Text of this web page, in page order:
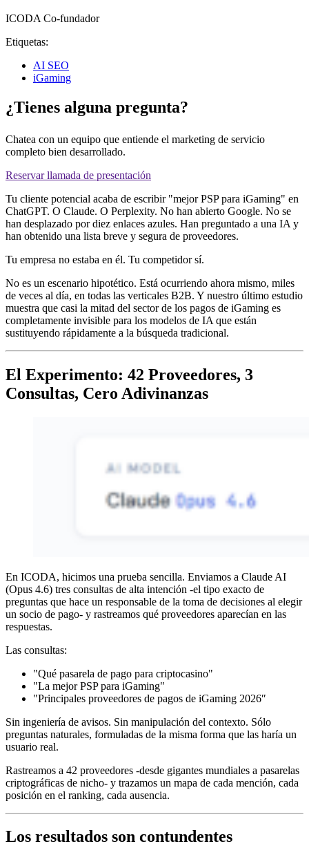
ICODA Co-fundador
Etiquetas:
AI SEO
iGaming
¿Tienes alguna pregunta?
Chatea con un equipo que entiende el marketing de servicio
completo bien desarrollado.
Reservar llamada de presentación
Tu cliente potencial acaba de escribir "mejor PSP para iGaming" en
ChatGPT. O Claude. O Perplexity. No han abierto Google. No se
han desplazado por diez enlaces azules. Han preguntado a una IA y
han obtenido una lista breve y segura de proveedores.
Tu empresa no estaba en él. Tu competidor sí.
No es un escenario hipotético. Está ocurriendo ahora mismo, miles
de veces al día, en todas las verticales B2B. Y nuestro último estudio
muestra que casi la mitad del sector de los pagos de iGaming es
completamente invisible para los modelos de IA que están
sustituyendo rápidamente a la búsqueda tradicional.
El Experimento: 42 Proveedores, 3
Consultas, Cero Adivinanzas
En ICODA, hicimos una prueba sencilla. Enviamos a Claude AI
(Opus 4.6) tres consultas de alta intención -el tipo exacto de
preguntas que hace un responsable de la toma de decisiones al elegir
un socio de pago- y rastreamos qué proveedores aparecían en las
respuestas.
Las consultas:
"Qué pasarela de pago para criptocasino"
"La mejor PSP para iGaming"
"Principales proveedores de pagos de iGaming 2026″
Sin ingeniería de avisos. Sin manipulación del contexto. Sólo
preguntas naturales, formuladas de la misma forma que las haría un
usuario real.
Rastreamos a 42 proveedores -desde gigantes mundiales a pasarelas
criptográficas de nicho- y trazamos un mapa de cada mención, cada
posición en el ranking, cada ausencia.
Los resultados son contundentes